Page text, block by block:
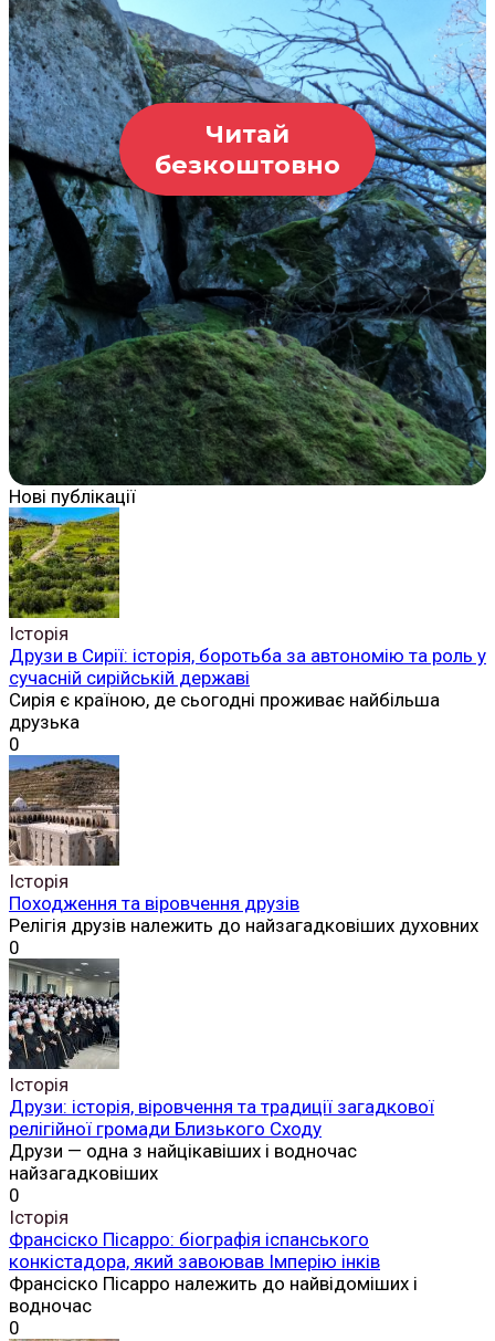
Читай
безкоштовно
Нові публікації
Історія
Друзи в Сирії: історія, боротьба за автономію та роль у
сучасній сирійській державі
Сирія є країною, де сьогодні проживає найбільша
друзька
0
Історія
Походження та віровчення друзів
Релігія друзів належить до найзагадковіших духовних
0
Історія
Друзи: історія, віровчення та традиції загадкової
релігійної громади Близького Сходу
Друзи — одна з найцікавіших і водночас
найзагадковіших
0
Історія
Франсіско Пісарро: біографія іспанського
конкістадора, який завоював Імперію інків
Франсіско Пісарро належить до найвідоміших і
водночас
0